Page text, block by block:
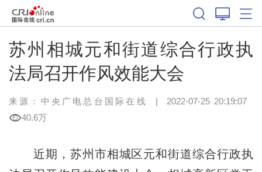
苏州相城元和街道综合行政执
法局召开作风效能大会
来源：中央广电总台国际在线 | 2022-07-25 20:19:07
40.6万
近期，苏州市相城区元和街道综合行政执